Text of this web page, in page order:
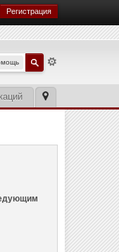
Регистрация